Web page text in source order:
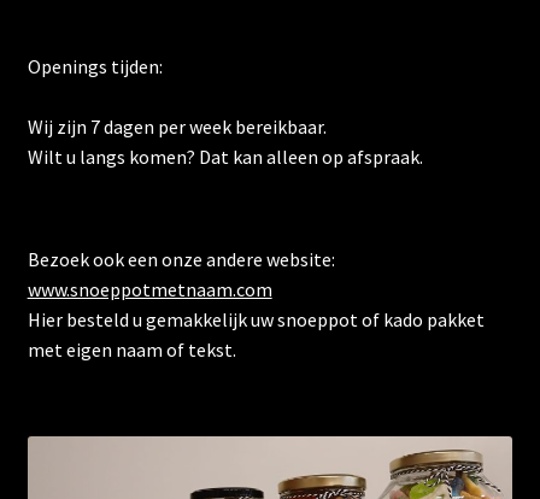
Openings tijden:
Wij zijn 7 dagen per week bereikbaar.
Wilt u langs komen? Dat kan alleen op afspraak.
Bezoek ook een onze andere website:
www.snoeppotmetnaam.com
Hier besteld u gemakkelijk uw snoeppot of kado pakket
met eigen naam of tekst.